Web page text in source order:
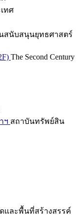
ทศ
สนับสนุนยุทธศาสตร์
The Second Century
ฯ สถาบันทรัพย์สิน
และพื้นที่สร้างสรรค์